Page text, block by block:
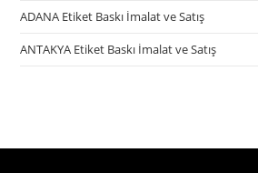
ADANA Etiket Baskı İmalat ve Satış
ANTAKYA Etiket Baskı İmalat ve Satış